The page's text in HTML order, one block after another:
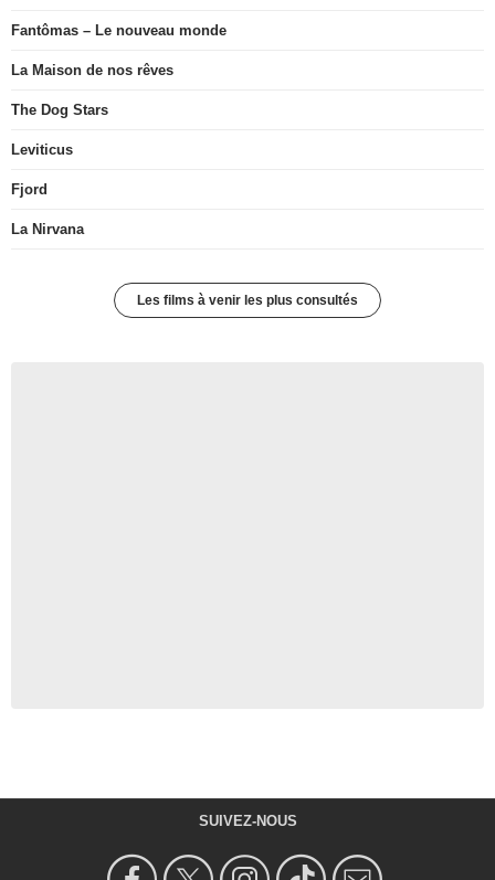
Fantômas – Le nouveau monde
La Maison de nos rêves
The Dog Stars
Leviticus
Fjord
La Nirvana
Les films à venir les plus consultés
SUIVEZ-NOUS